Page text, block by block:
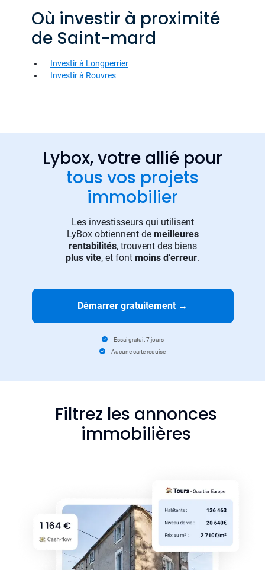
Où investir à proximité
de Saint-mard
Investir à Longperrier
Investir à Rouvres
Lybox, votre allié pour
tous vos projets
immobilier
Les investisseurs qui utilisent
LyBox obtiennent de meilleures
rentabilités, trouvent des biens
plus vite, et font moins d’erreur.
Démarrer gratuitement →
Essai gratuit 7 jours
Aucune carte requise
Filtrez les annonces
immobilières